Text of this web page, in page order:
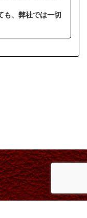
も、弊社では一切